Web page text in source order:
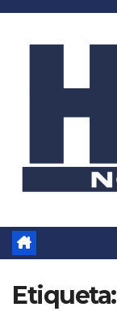
Saltar
Etiqueta: